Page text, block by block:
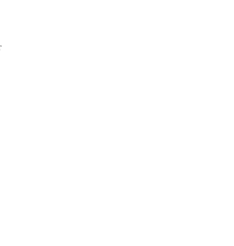
und
sich